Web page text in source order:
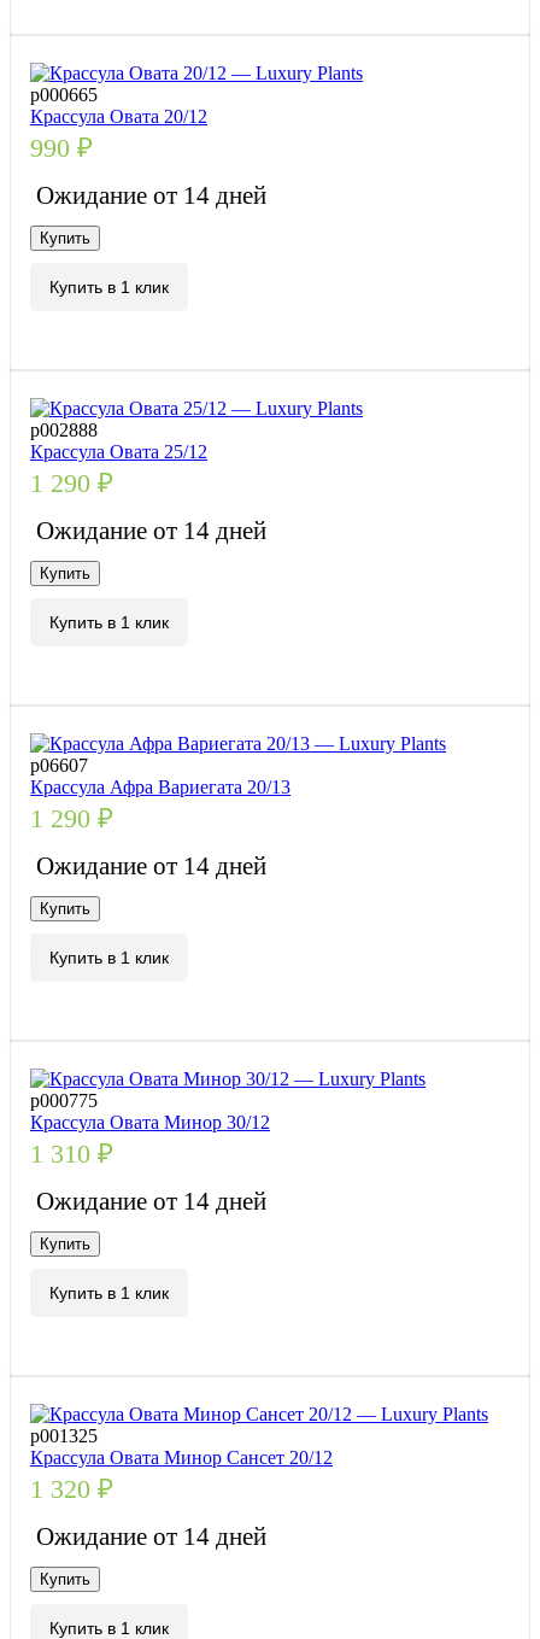
р000665
Крассула Овата 20/12
990 ₽
Ожидание от 14 дней
Купить
Купить в 1 клик
р002888
Крассула Овата 25/12
1 290 ₽
Ожидание от 14 дней
Купить
Купить в 1 клик
р06607
Крассула Афра Вариегата 20/13
1 290 ₽
Ожидание от 14 дней
Купить
Купить в 1 клик
р000775
Крассула Овата Минор 30/12
1 310 ₽
Ожидание от 14 дней
Купить
Купить в 1 клик
р001325
Крассула Овата Минор Сансет 20/12
1 320 ₽
Ожидание от 14 дней
Купить
Купить в 1 клик